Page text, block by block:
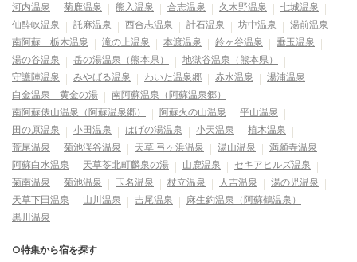
河内温泉
菊鹿温泉 熊入温泉 合志温泉 久木野温泉
七城温泉
仙酔峡温泉
託麻温泉 西合志温泉 計石温泉 坊中温泉
湯前温泉
南阿蘇 栃木温泉
滝の上温泉 本渡温泉 鈴ヶ谷温泉
垂玉温泉
湯の谷温泉
岳の湯温泉（熊本県）
地獄谷温泉（熊本県）
守護陣温泉
みやばる温泉 わいた温泉郷 赤水温泉
湯浦温泉
白金温泉 黄金の湯
南阿蘇温泉（阿蘇温泉郷）
南阿蘇俵山温泉（阿蘇温泉郷）
阿蘇火の山温泉
平山温泉
田の原温泉
小田温泉 はげの湯温泉 小天温泉
植木温泉
荒尾温泉
菊池渓谷温泉 天草 弓ヶ浜温泉 湯山温泉
満願寺温泉
阿蘇白水温泉
天草苓北町麟泉の湯 山鹿温泉
セキアヒルズ温泉
菊南温泉
菊池温泉 玉名温泉 杖立温泉 人吉温泉
湯の児温泉
天草下田温泉
山川温泉 吉尾温泉
麻生釣温泉（阿蘇鶴温泉）
黒川温泉
○特集から宿を探す